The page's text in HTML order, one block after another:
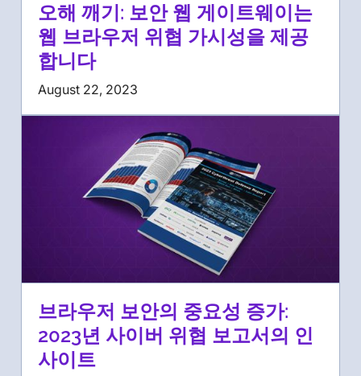
오해 깨기: 보안 웹 게이트웨이는
웹 브라우저 위협 가시성을 제공
합니다
August 22, 2023
브라우저 보안의 중요성 증가:
2023년 사이버 위협 보고서의 인
사이트